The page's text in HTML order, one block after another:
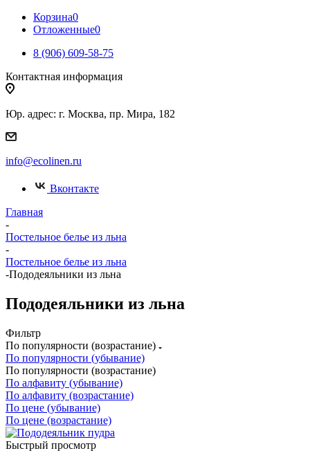
Корзина0
Отложенные0
8 (906) 609-58-75
Контактная информация
Юр. адрес: г. Москва, пр. Мира, 182
info@ecolinen.ru
Вконтакте
Главная
-
Постельное белье из льна
-
Постельное белье из льна
-Пододеяльники из льна
Пододеяльники из льна
Фильтр
По популярности (возрастание)
По популярности (убывание)
По популярности (возрастание)
По алфавиту (убывание)
По алфавиту (возрастание)
По цене (убывание)
По цене (возрастание)
Быстрый просмотр